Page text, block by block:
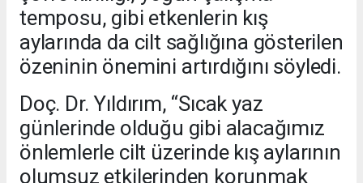
temposu, gibi etkenlerin kış
aylarında da cilt sağlığına gösterilen
özeninin önemini artırdığını söyledi.
Doç. Dr. Yıldırım, “Sıcak yaz
günlerinde olduğu gibi alacağımız
önlemlerle cilt üzerinde kış aylarının
olumsuz etkilerinden korunmak